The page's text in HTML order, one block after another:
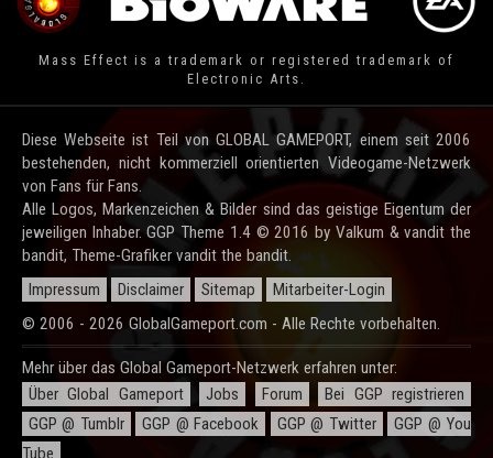
Mass Effect is a trademark or registered trademark of
Electronic Arts.
Diese Webseite ist Teil von GLOBAL GAMEPORT, einem seit 2006
bestehenden, nicht kommerziell orientierten Videogame-Netzwerk
von Fans für Fans.
Alle Logos, Markenzeichen & Bilder sind das geistige Eigentum der
jeweiligen Inhaber. GGP Theme 1.4 © 2016 by Valkum & vandit the
bandit, Theme-Grafiker vandit the bandit.
Impressum
Disclaimer Sitemap
Mitarbeiter-Login
© 2006 - 2026 GlobalGameport.com - Alle Rechte vorbehalten.
Mehr über das Global Gameport-Netzwerk erfahren unter:
Über Global Gameport
Jobs Forum
Bei GGP registrieren
GGP @ Tumblr
GGP @ Facebook GGP @ Twitter
GGP @ You
Tube